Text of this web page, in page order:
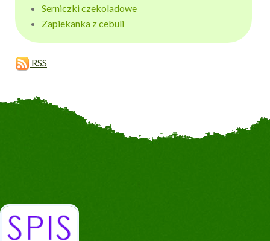
Serniczki czekoladowe
Zapiekanka z cebuli
RSS